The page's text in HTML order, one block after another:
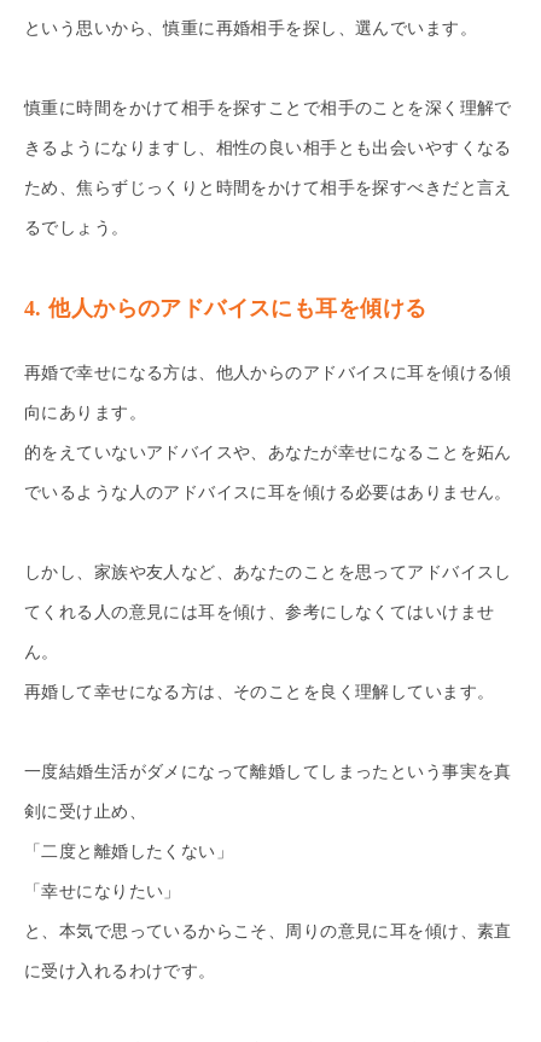
という思いから、慎重に再婚相手を探し、選んでいます。
慎重に時間をかけて相手を探すことで相手のことを深く理解で
きるようになりますし、相性の良い相手とも出会いやすくなる
ため、焦らずじっくりと時間をかけて相手を探すべきだと言え
るでしょう。
4. 他人からのアドバイスにも耳を傾ける
再婚で幸せになる方は、他人からのアドバイスに耳を傾ける傾
向にあります。
的をえていないアドバイスや、あなたが幸せになることを妬ん
でいるような人のアドバイスに耳を傾ける必要はありません。
しかし、家族や友人など、あなたのことを思ってアドバイスし
てくれる人の意見には耳を傾け、参考にしなくてはいけませ
ん。
再婚して幸せになる方は、そのことを良く理解しています。
一度結婚生活がダメになって離婚してしまったという事実を真
剣に受け止め、
「二度と離婚したくない」
「幸せになりたい」
と、本気で思っているからこそ、周りの意見に耳を傾け、素直
に受け入れるわけです。